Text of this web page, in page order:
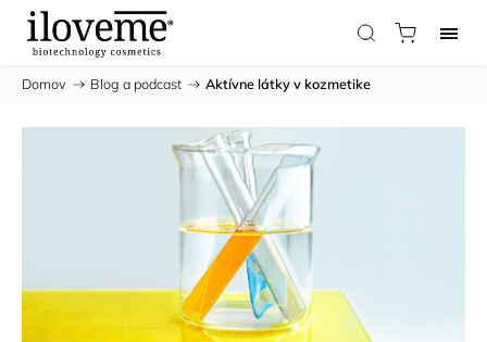
Domov / Blog a podcast / Aktívne látky v kozmetike